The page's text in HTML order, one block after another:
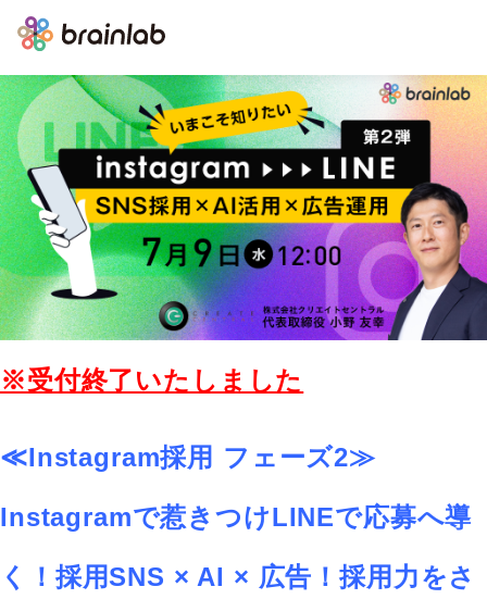
※受付終了いたしました
≪Instagram採用 フェーズ2≫
Instagramで惹きつけLINEで応募へ導
く！ 採用SNS × AI × 広告！採用力をさ